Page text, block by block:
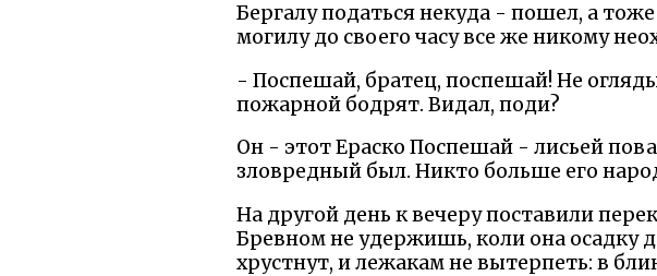
Бергалу податься некуда - пошел, а
могилу до своего часу все же никому
- Поспешай, братец, поспешай! Не
пожарной бодрят. Видал, поди?
Он - этот Ераско Поспешай - лисьей
зловредный был. Никто больше его
На другой день к вечеру поставили
Бревном не удержишь, коли она осадку
хрустнут, и лежакам не вытерпеть: в